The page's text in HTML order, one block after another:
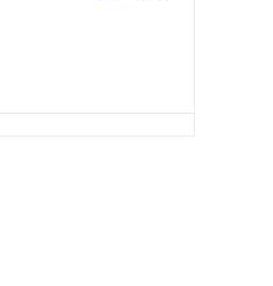
前照灯清洗器雨量传
眩光电动可调转向柱